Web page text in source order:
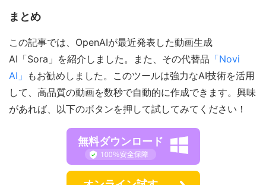
まとめ
この記事では、OpenAIが最近発表した動画生成
AI「Sora」を紹介しました。また、その代替品 「Novi
AI」 もお勧めしました。このツールは強力なAI技術を活用
して、高品質の動画を数秒で自動的に作成できます。興味
があれば、以下のボタンを押して試してみてください！
無料ダウンロード